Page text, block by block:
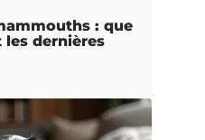
: que
les dernières